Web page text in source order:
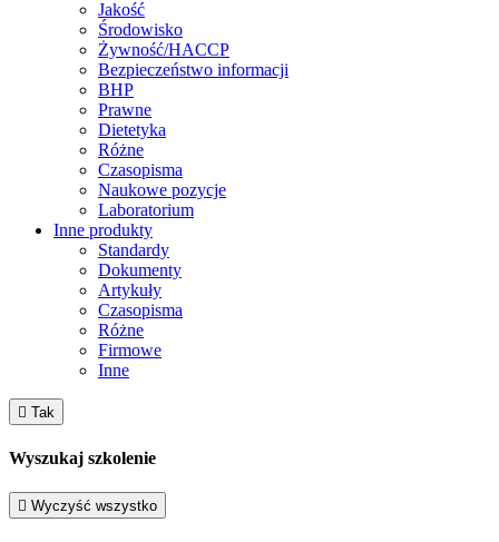
Jakość
Środowisko
Żywność/HACCP
Bezpieczeństwo informacji
BHP
Prawne
Dietetyka
Różne
Czasopisma
Naukowe pozycje
Laboratorium
Inne produkty
Standardy
Dokumenty
Artykuły
Czasopisma
Różne
Firmowe
Inne
 Tak
Wyszukaj szkolenie
 Wyczyść wszystko